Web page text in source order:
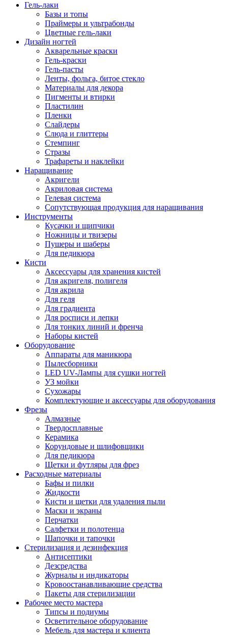
Гель-лаки
Базы и топы
Праймеры и ультрабонды
Цветные гель-лаки
Дизайн ногтей
Акварельные краски
Гель-краски
Гель-пасты
Ленты, фольга, битое стекло
Материалы для декора
Пигменты и втирки
Пластилин
Пленки
Слайдеры
Слюда и глиттеры
Стемпинг
Стразы
Трафареты и наклейки
Наращивание
Акригели
Акриловая система
Гелевая система
Сопутствующая продукция для наращивания
Инструменты
Кусачки и щипчики
Ножницы и твизеры
Пушеры и шаберы
Для педикюра
Кисти
Аксессуары для хранения кистей
Для акригеля, полигеля
Для акрила
Для геля
Для градиента
Для росписи и лепки
Для тонких линий и френча
Наборы кистей
Оборудование
Аппараты для маникюра
Пылесборники
LED UV-Лампы для сушки ногтей
УЗ мойки
Сухожары
Комплектующие и аксессуары для оборудования
Фрезы
Алмазные
Твердосплавные
Керамика
Корундовые и шлифовщики
Для педикюра
Щетки и футляры для фрез
Расходные материалы
Бафы и пилки
Жидкости
Кисти и щетки для удаления пыли
Маски и экраны
Перчатки
Салфетки и полотенца
Шапочки и тапочки
Стерилизация и дезинфекция
Антисептики
Дезсредства
Журналы и индикаторы
Кровоостанавливающие средства
Пакеты для стерилизации
Рабочее место мастера
Типсы и подиумы
Осветительное оборудование
Мебель для мастера и клиента